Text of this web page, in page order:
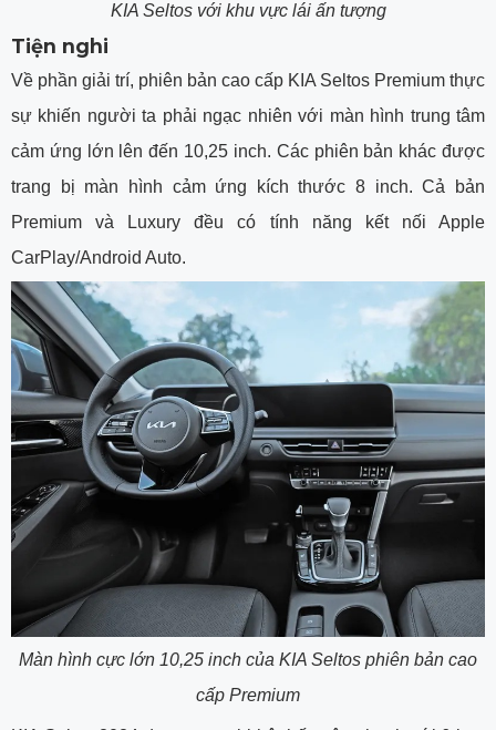
KIA Seltos với khu vực lái ấn tượng
Tiện nghi
Về phần giải trí, phiên bản cao cấp KIA Seltos Premium thực
sự khiến người ta phải ngạc nhiên với màn hình trung tâm
cảm ứng lớn lên đến 10,25 inch. Các phiên bản khác được
trang bị màn hình cảm ứng kích thước 8 inch. Cả bản
Premium và Luxury đều có tính năng kết nối Apple
CarPlay/Android Auto.
Màn hình cực lớn 10,25 inch của KIA Seltos phiên bản cao
cấp Premium